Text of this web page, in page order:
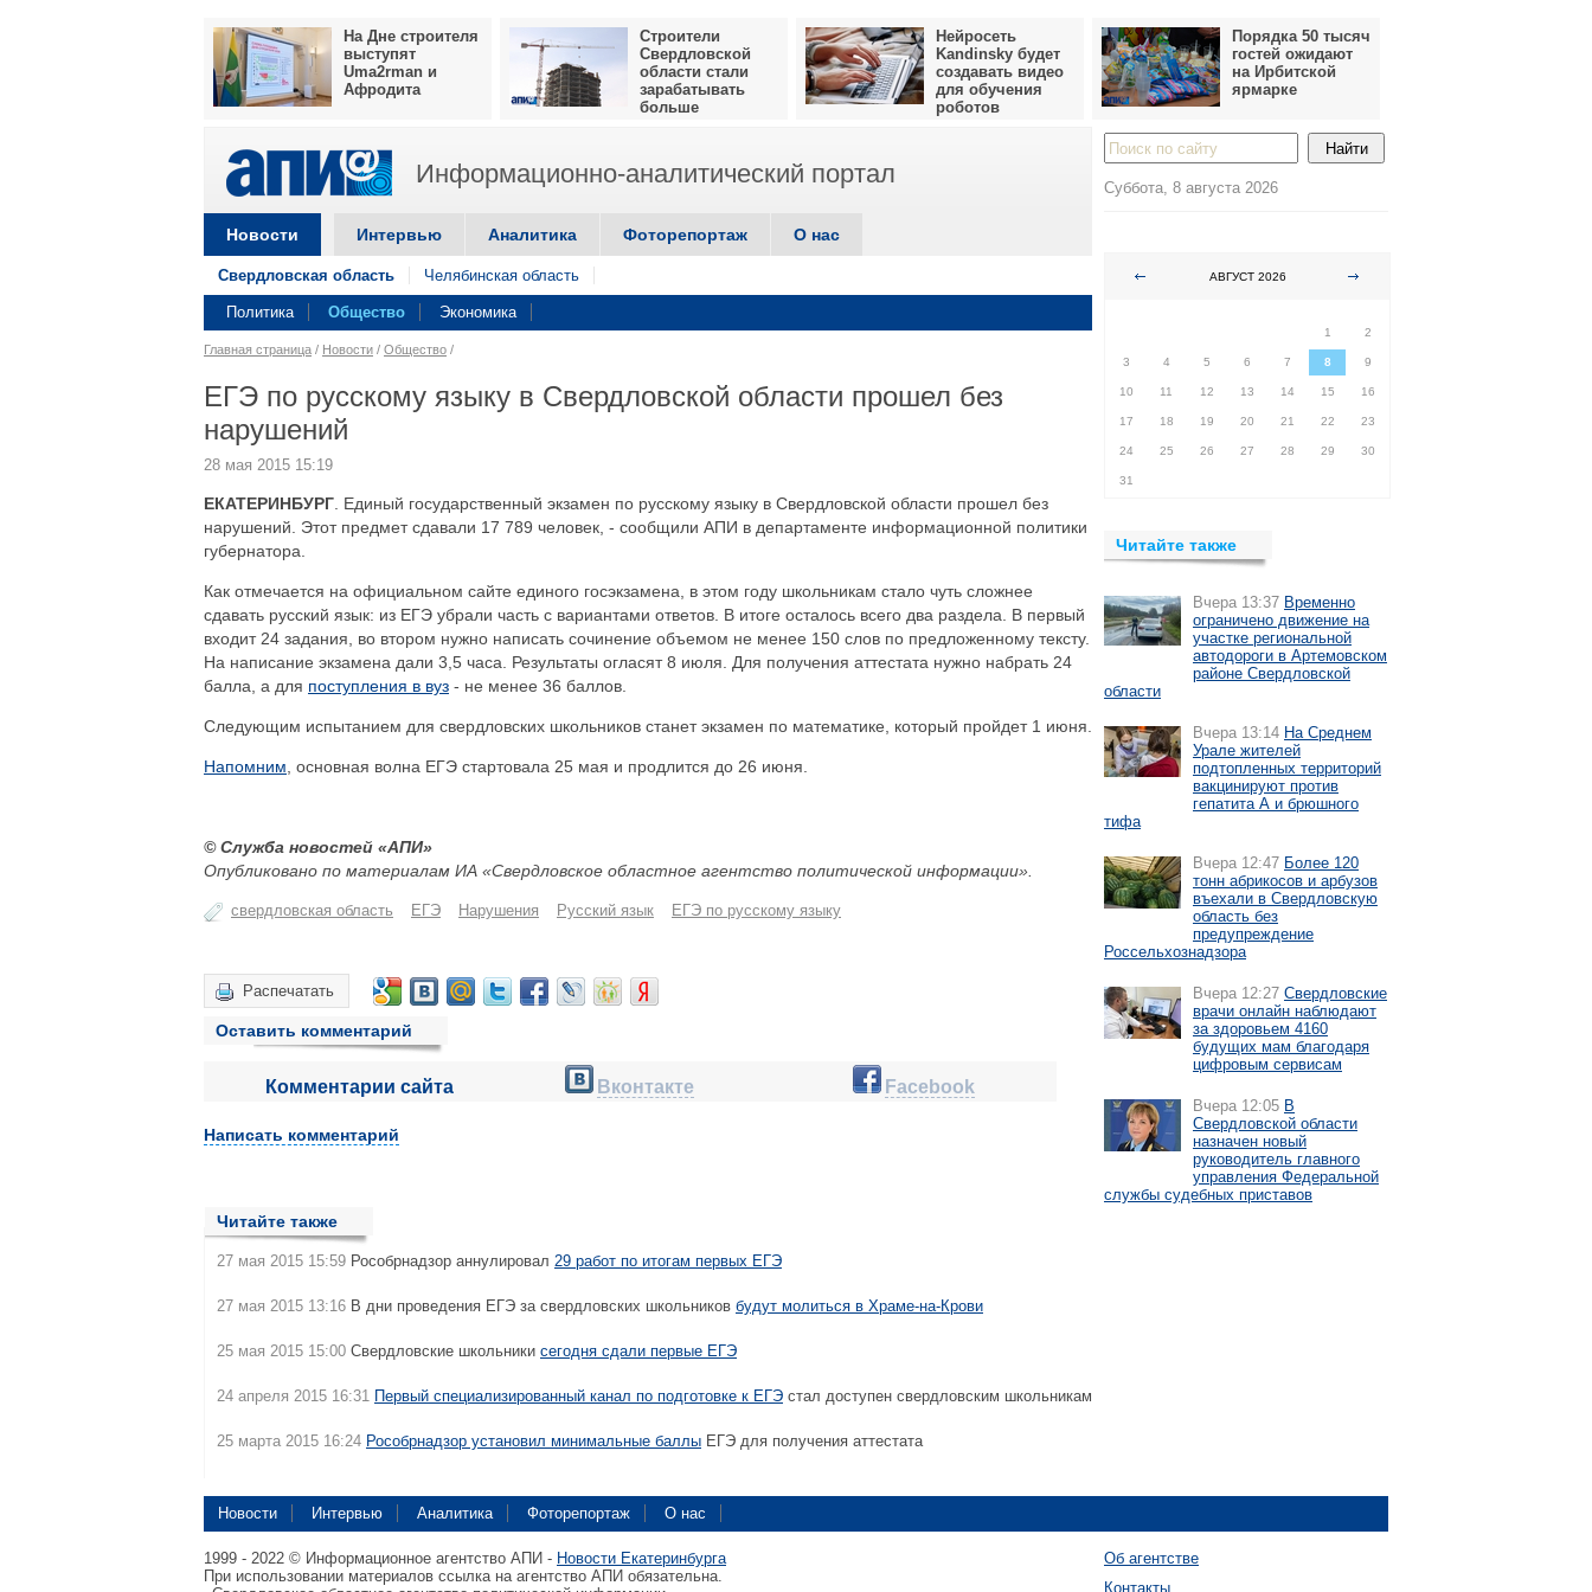
На Дне строителя
выступят
Uma2rman и
Афродита
Строители
Свердловской
области стали
зарабатывать
больше
Нейросеть
Kandinsky будет
создавать видео
для обучения
роботов
Порядка 50 тысяч
гостей ожидают
на Ирбитской
ярмарке
Информационно-аналитический портал
Новости Интервью Аналитика Фоторепортаж О нас
Свердловская область Челябинская область
Политика Общество Экономика
Главная страница / Новости / Общество /
ЕГЭ по русскому языку в Свердловской области прошел без
нарушений
28 мая 2015 15:19
ЕКАТЕРИНБУРГ . Единый государственный экзамен по русскому языку в Свердловской области прошел без
нарушений. Этот предмет сдавали 17 789 человек, - сообщили АПИ в департаменте информационной политики
губернатора.
Как отмечается на официальном сайте единого госэкзамена, в этом году школьникам стало чуть сложнее
сдавать русский язык: из ЕГЭ убрали часть с вариантами ответов. В итоге осталось всего два раздела. В первый
входит 24 задания, во втором нужно написать сочинение объемом не менее 150 слов по предложенному тексту.
На написание экзамена дали 3,5 часа. Результаты огласят 8 июля. Для получения аттестата нужно набрать 24
балла, а для поступления в вуз - не менее 36 баллов.
Следующим испытанием для свердловских школьников станет экзамен по математике, который пройдет 1 июня.
Напомним , основная волна ЕГЭ стартовала 25 мая и продлится до 26 июня.
© Служба новостей «АПИ»
Опубликовано по материалам ИА «Свердловское областное агентство политической информации».
свердловская область ЕГЭ Нарушения Русский язык ЕГЭ по русскому языку
Распечатать
Оставить комментарий
Комментарии сайта Вконтакте Facebook
Написать комментарий
Читайте также
27 мая 2015 15:59 Рособрнадзор аннулировал 29 работ по итогам первых ЕГЭ
27 мая 2015 13:16 В дни проведения ЕГЭ за свердловских школьников будут молиться в Храме-на-Крови
25 мая 2015 15:00 Свердловские школьники сегодня сдали первые ЕГЭ
24 апреля 2015 16:31 Первый специализированный канал по подготовке к ЕГЭ стал доступен свердловским школьникам
25 марта 2015 16:24 Рособрнадзор установил минимальные баллы ЕГЭ для получения аттестата
Суббота, 8 августа 2026
АВГУСТ 2026
1
2
3 4 5 6 7 8 9
10 11 12 13 14 15 16
17 18 19 20 21 22 23
24 25 26 27 28 29 30
31
Читайте также
Вчера 13:37 Временно
ограничено движение на
участке региональной
автодороги в Артемовском
районе Свердловской
области
Вчера 13:14 На Среднем
Урале жителей
подтопленных территорий
вакцинируют против
гепатита А и брюшного
тифа
Вчера 12:47 Более 120
тонн абрикосов и арбузов
въехали в Свердловскую
область без
предупреждение
Россельхознадзора
Вчера 12:27 Свердловские
врачи онлайн наблюдают
за здоровьем 4160
будущих мам благодаря
цифровым сервисам
Вчера 12:05 В
Свердловской области
назначен новый
руководитель главного
управления Федеральной
службы судебных приставов
Новости Интервью Аналитика Фоторепортаж О нас
1999 - 2022 © Информационное агентство АПИ - Новости Екатеринбурга
При использовании материалов ссылка на агентство АПИ обязательна.
Об агентстве
Контакты